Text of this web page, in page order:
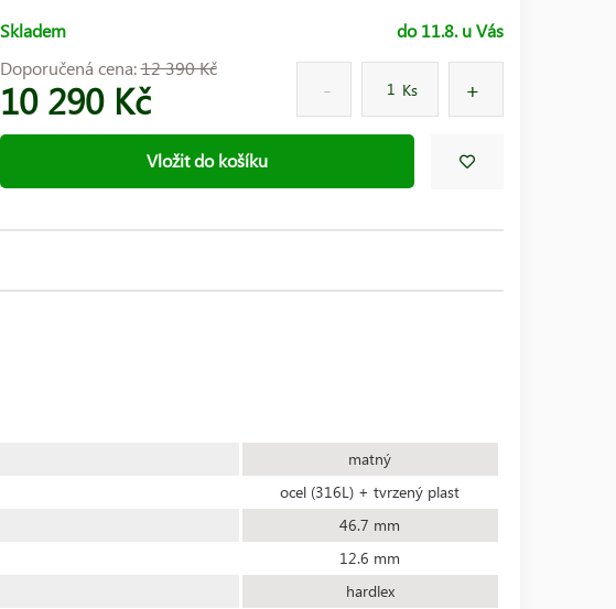
Skladem
do 11.8. u Vás
Doporučená cena:12 390 Kč
10 290 Kč Ks
Vložit do košíku
matný
ocel (316L) + tvrzený plast
46.7 mm
12.6 mm
hardlex